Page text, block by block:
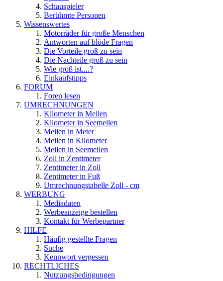
Schauspieler
Berühmte Personen
Wissenswertes
Motorräder für große Menschen
Antworten auf blöde Fragen
Die Vorteile groß zu sein
Die Nachteile groß zu sein
Wie groß ist....?
Einkaufstipps
FORUM
Foren lesen
UMRECHNUNGEN
Kilometer in Meilen
Kilometer in Seemeilen
Meilen in Meter
Meilen in Kilometer
Meilen in Seemeilen
Zoll in Zentimeter
Zentimeter in Zoll
Zentimeter in Fuß
Umrechnungstabelle Zoll - cm
WERBUNG
Mediadaten
Werbeanzeige bestellen
Kontakt für Werbepartner
HILFE
Häufig gestellte Fragen
Suche
Kennwort vergessen
RECHTLICHES
Nutzungsbedingungen